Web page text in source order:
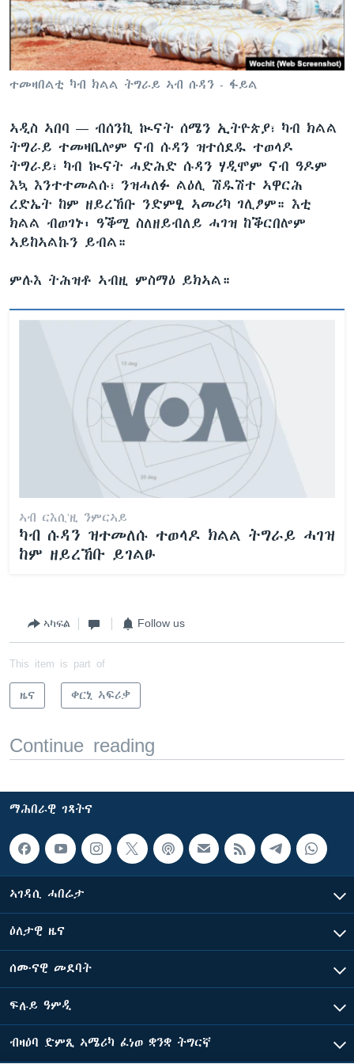
ቂሔ ጽልሚ
ቋንቋታት
ተመዛበልቲ ካብ ክልል ትግራይ ኣብ ሱዳን - ፋይል
ኣዲስ ኣበባ — ብሰንኪ ኲናት ሰሜን ኢትዮጵያ፣ ካብ ክልል
ትግራይ ተመዛቢሎም ናብ ሱዳን ዝተሰደዱ ተወላዶ
ትግራይ፣ ካብ ኲናት ሓድሕድ ሱዳን ሃዲሞም ናብ ዓዶም
እኳ እንተተመልሱ፣ ንዝሓለፉ ልዕሊ ሽዱሽተ ኣዋርሕ
ረድኤት ከም ዘይረኸቡ ንድምፂ ኣመሪካ ገሊፆም። እቲ
ክልል ብወገኑ፡ ዓቕሚ ስለዘይብለይ ሓገዝ ከቕርበሎም
ኣይከኣልኩን ይብል።
ምሉእ ትሕዝቶ ኣብዚ ምስማዕ ይክኣል።
ኣብ ርእሲ'ዚ ንምርኣይ
ካብ ሱዳን ዝተመለሱ ተወላዶ ክልል ትግራይ ሓገዝ
ከም ዘይረኸቡ ይገልፁ
ኣካፍል Follow us
This item is part of
ዜና ቀርኒ ኣፍሪቃ
Continue reading
ማሕበራዊ ገጻትና
ኣገዳሲ ሓበሬታ
ዕለታዊ ዜና
ሰሙናዊ መደባት
ፍሉይ ዓምዲ
ብዛዕባ ድምጺ ኣሜሪካ ፈነወ ቋንቋ ትግርኛ